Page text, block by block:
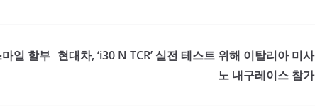
일 할부 현대차, ‘i30 N TCR’ 실전 테스트 위해 이탈리아 미사
노 내구레이스 참가